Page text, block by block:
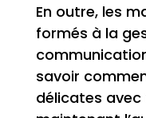
En outre, les
formés à la
savoir
délicates